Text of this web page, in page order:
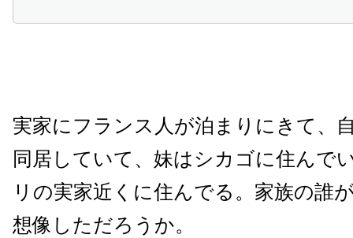
実家にフランス人が泊まりにきて、
同居していて、妹はシカゴに住んで
リの実家近くに住んでる。家族の誰
想像しただろうか。